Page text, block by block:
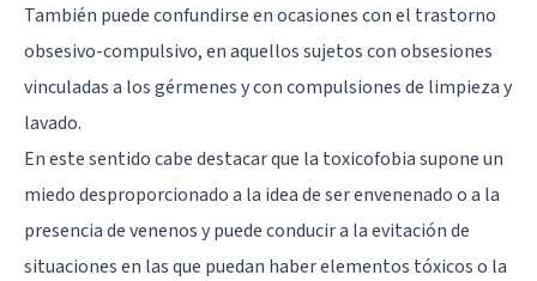
También puede confundirse en ocasiones con el trastorno
obsesivo-compulsivo, en aquellos sujetos con obsesiones
vinculadas a los gérmenes y con compulsiones de limpieza y
lavado.
En este sentido cabe destacar que la toxicofobia supone un
miedo desproporcionado a la idea de ser envenenado o a la
presencia de venenos y puede conducir a la evitación de
situaciones en las que puedan haber elementos tóxicos o la